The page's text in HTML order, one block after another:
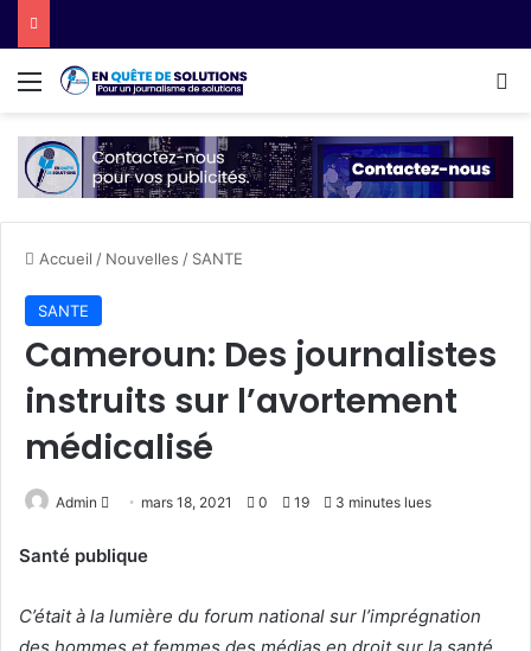
Menu
Accueil / Nouvelles / SANTE
SANTE
Cameroun: Des journalistes
instruits sur l’avortement
médicalisé
Admin
v
y
e
mars 18, 2021 0 19 3 minutes lues
Santé publique
C’était à la lumière du forum national sur l’imprégnation